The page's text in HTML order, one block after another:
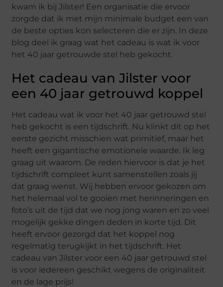
kwam ik bij Jilster! Een organisatie die ervoor
zorgde dat ik met mijn minimale budget een van
de beste opties kon selecteren die er zijn. In deze
blog deel ik graag wat het cadeau is wat ik voor
het 40 jaar getrouwde stel heb gekocht.
Het cadeau van Jilster voor
een 40 jaar getrouwd koppel
Het cadeau wat ik voor het 40 jaar getrouwd stel
heb gekocht is een tijdschrift. Nu klinkt dit op het
eerste gezicht misschien wat primitief, maar het
heeft een gigantische emotionele waarde. Ik leg
graag uit waarom. De reden hiervoor is dat je het
tijdschrift compleet kunt samenstellen zoals jij
dat graag wenst. Wij hebben ervoor gekozen om
het helemaal vol te gooien met herinneringen en
foto’s uit de tijd dat we nog jong waren en zo veel
mogelijk gekke dingen deden in korte tijd. Dit
heeft ervoor gezorgd dat het koppel nog
regelmatig terugkijkt in het tijdschrift. Het
cadeau van Jilster voor een 40 jaar getrouwd stel
is voor iedereen geschikt wegens de originaliteit
en de lage prijs!